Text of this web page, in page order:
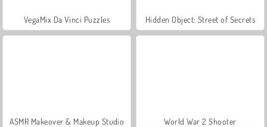
VegaMix Da Vinci Puzzles Hidden Object: Street of Secrets
ASMR Makeover & Makeup Studio World War 2 Shooter